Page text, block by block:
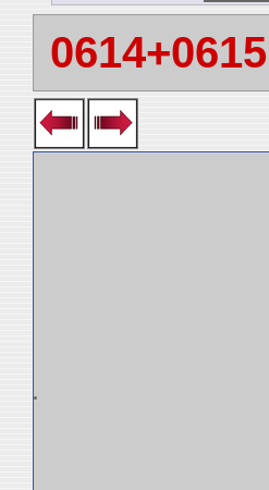
0614+0615